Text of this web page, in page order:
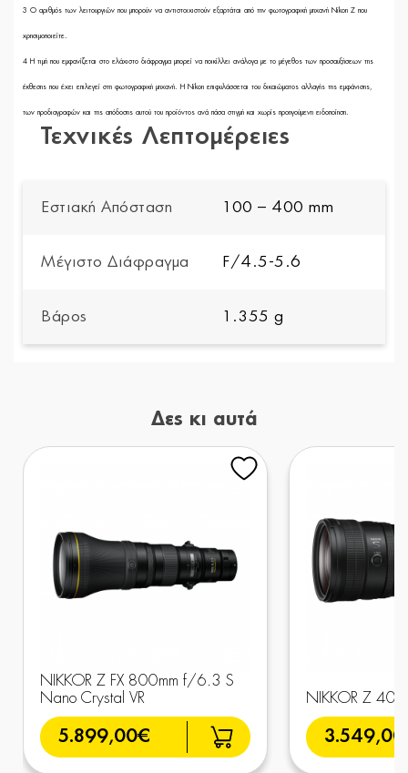
3 Ο αριθμός των λειτουργιών που μπορούν να αντιστοιχιστούν εξαρτάται από την φωτογραφική μηχανή Nikon Z που
χρησιμοποιείτε.
4 Η τιμή που εμφανίζεται στο ελάχιστο διάφραγμα μπορεί να ποικίλλει ανάλογα με το μέγεθος των προσαυξήσεων της
έκθεσης που έχει επιλεγεί στη φωτογραφική μηχανή. Η Nikon επιφυλάσσεται του δικαιώματος αλλαγής της εμφάνισης,
των προδιαγραφών και της απόδοσης αυτού του προϊόντος ανά πάσα στιγμή και χωρίς προηγούμενη ειδοποίηση.
Τεχνικές Λεπτομέρειες
Εστιακή Απόσταση 100 – 400 mm
Μέγιστο Διάφραγμα F/4.5-5.6
Βάρος 1.355 g
Δες κι αυτά
NIKKOR Z FX 800mm f/6.3 S
Nano Crystal VR
5.899,00€
NIKKOR Z